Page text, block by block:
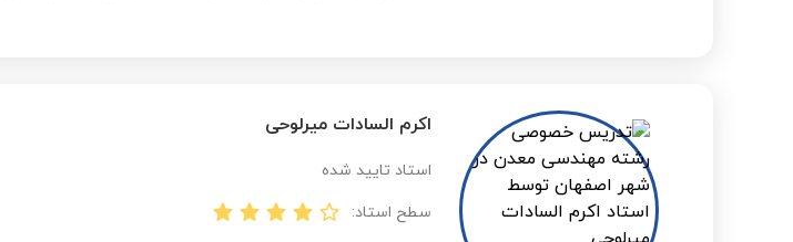
اکرم السادات میرلوحی
استاد تایید شده
سطح استاد: